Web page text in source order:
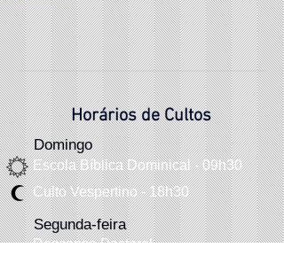
Horários de Cultos
Escola Bíblica Dominical - 09h30
Domingo
Culto Vespertino - 18h30
Segunda-feira
Descanso Pastoral